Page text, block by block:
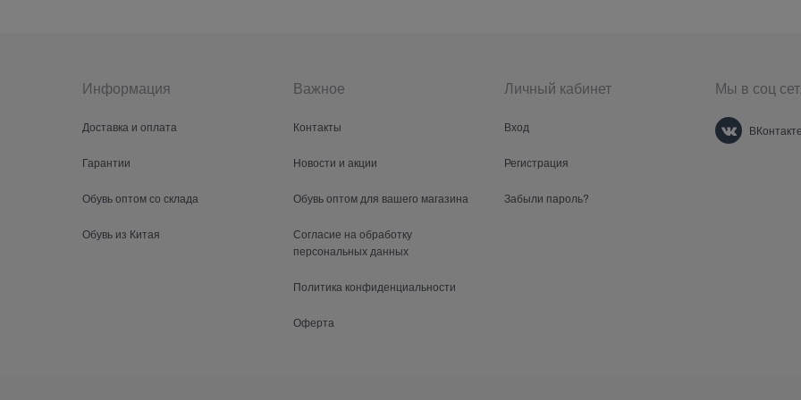
Информация
Доставка и оплата
Гарантии
Обувь оптом со склада
Обувь из Китая
Важное
Контакты
Новости и акции
Обувь оптом для вашего магазина
Согласие на обработку
персональных данных
Политика конфиденциальности
Оферта
Личный кабинет
Вход
Регистрация
Забыли пароль?
Мы в соц